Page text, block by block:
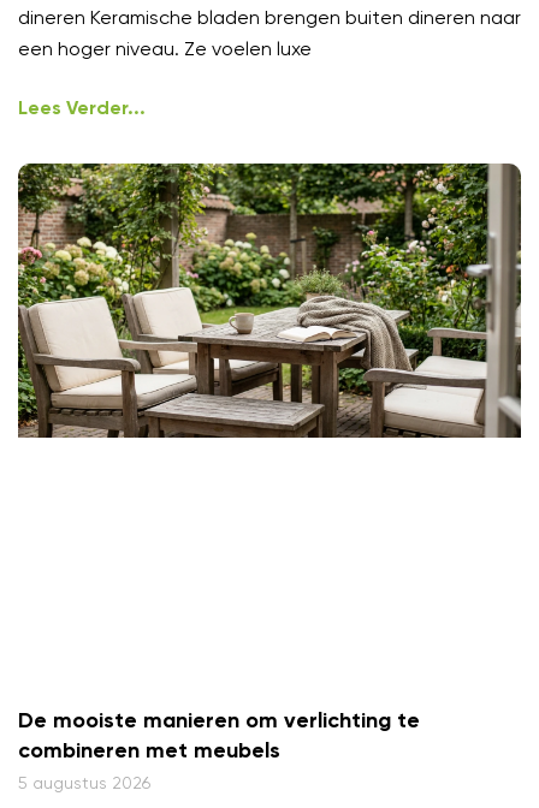
dineren Keramische bladen brengen buiten dineren naar
een hoger niveau. Ze voelen luxe
Lees Verder...
De mooiste manieren om verlichting te
combineren met meubels
5 augustus 2026